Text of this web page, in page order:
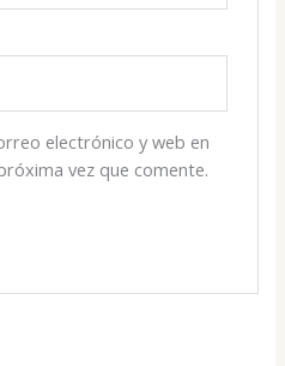
electrónico y web en
vez que comente.